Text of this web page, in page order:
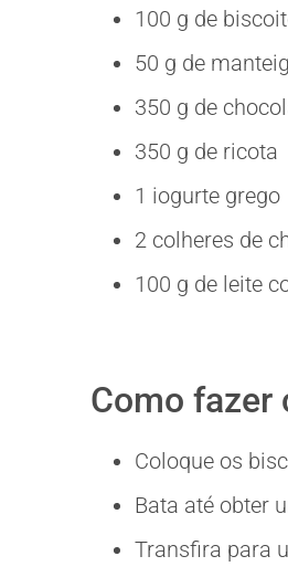
100 g de
50 g de
350 g de
350 g de ricota
1 iogurte grego
2 colheres de
100 g de leite
Como fazer
Coloque os
Bata até obter
Transfira para